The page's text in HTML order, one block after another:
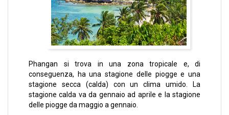
Phangan si trova in una zona tropicale e, di
conseguenza, ha una stagione delle piogge e una
stagione secca (calda) con un clima umido. La
stagione calda va da gennaio ad aprile e la stagione
delle piogge da maggio a gennaio.